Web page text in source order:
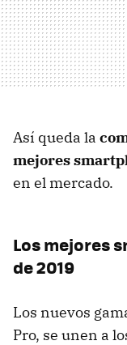
Así queda la
mejores
en el mercado.
Los mejores
de 2019
Los nuevos
Pro, se unen a